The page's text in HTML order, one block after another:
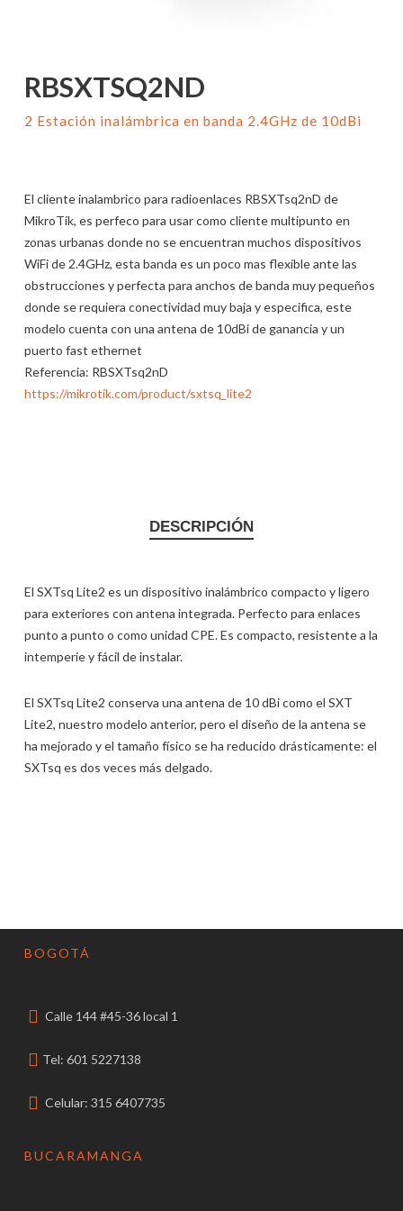
RBSXTSQ2ND
2 Estación inalámbrica en banda 2.4GHz de 10dBi
El cliente inalambrico para radioenlaces RBSXTsq2nD de
MikroTik, es perfeco para usar como cliente multipunto en
zonas urbanas donde no se encuentran muchos dispositivos
WiFi de 2.4GHz, esta banda es un poco mas flexible ante las
obstrucciones y perfecta para anchos de banda muy pequeños
donde se requiera conectividad muy baja y especifica, este
modelo cuenta con una antena de 10dBi de ganancia y un
puerto fast ethernet
Referencia: RBSXTsq2nD
https://mikrotik.com/product/sxtsq_lite2
DESCRIPCIÓN
El SXTsq Lite2 es un dispositivo inalámbrico compacto y ligero
para exteriores con antena integrada. Perfecto para enlaces
punto a punto o como unidad CPE. Es compacto, resistente a la
intemperie y fácil de instalar.
El SXTsq Lite2 conserva una antena de 10 dBi como el SXT
Lite2, nuestro modelo anterior, pero el diseño de la antena se
ha mejorado y el tamaño físico se ha reducido drásticamente: el
SXTsq es dos veces más delgado.
BOGOTÁ
Calle 144 #45-36 local 1
Tel: 601 5227138
Celular: 315 6407735
BUCARAMANGA